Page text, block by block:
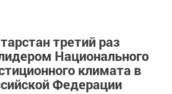
третий раз
Национального
климата в
Федерации